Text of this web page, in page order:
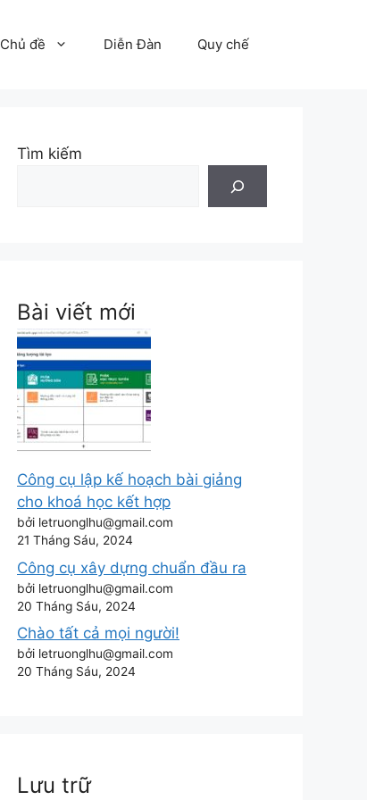
Chủ đề Diễn Đàn Quy chế
Tìm kiếm
Bài viết mới
Công cụ lập kế hoạch bài giảng
cho khoá học kết hợp
bởi letruonglhu@gmail.com
21 Tháng Sáu, 2024
Công cụ xây dựng chuẩn đầu ra
bởi letruonglhu@gmail.com
20 Tháng Sáu, 2024
Chào tất cả mọi người!
bởi letruonglhu@gmail.com
20 Tháng Sáu, 2024
Lưu trữ